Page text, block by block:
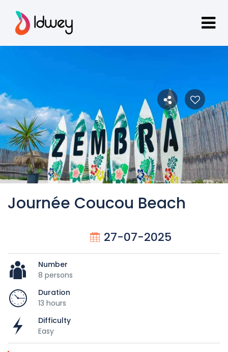
Journée Coucou Beach
27-07-2025
Number
8 persons
Duration
13 hours
Difficulty
Easy